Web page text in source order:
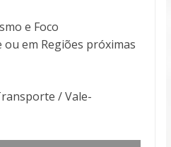
e Foco
em Regiões próximas
/ Vale-